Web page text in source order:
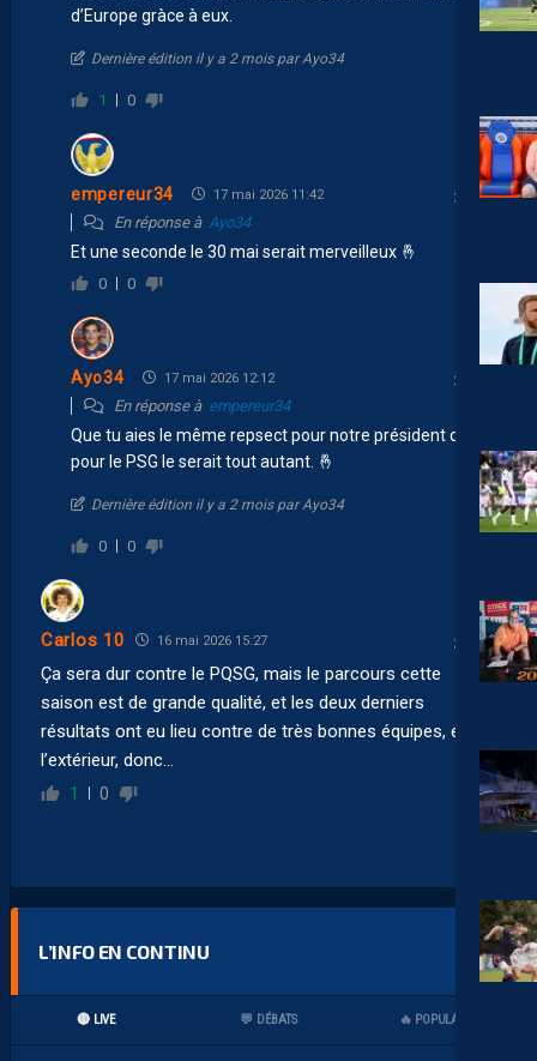
d’Europe gràce à eux.
Dernière édition il y a 2 mois par Ayo34
1 0
empereur34 17 mai 2026 11:42
En réponse à Ayo34
Et une seconde le 30 mai serait merveilleux 🤞
0 0
Ayo34 17 mai 2026 12:12
En réponse à empereur34
Que tu aies le même repsect pour notre président que
pour le PSG le serait tout autant. 🤞
Dernière édition il y a 2 mois par Ayo34
0 0
Carlos 10 16 mai 2026 15:27
Ça sera dur contre le PQSG, mais le parcours cette
saison est de grande qualité, et les deux derniers
résultats ont eu lieu contre de très bonnes équipes, et à
l’extérieur, donc…
1 0
L’INFO EN CONTINU
🔴 LIVE 💬 DÉBATS 🔥 POPULAIRES